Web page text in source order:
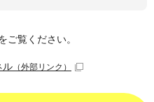
ご覧ください。
ル （外部リンク）